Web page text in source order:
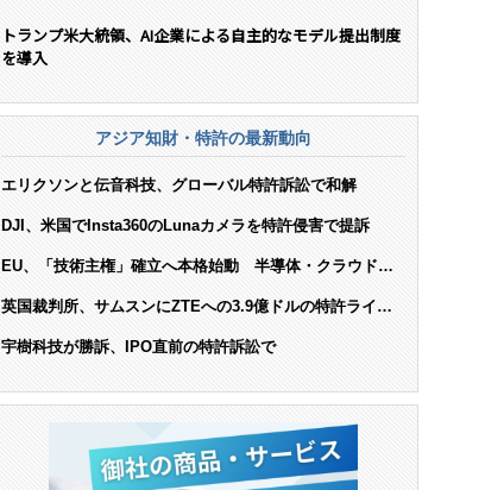
トランプ米大統領、AI企業による自主的なモデル提出制度
を導入
アジア知財・特許の最新動向
エリクソンと伝音科技、グローバル特許訴訟で和解
DJI、米国でInsta360のLunaカメラを特許侵害で提訴
EU、「技術主権」確立へ本格始動 半導体・クラウド・
英国裁判所、サムスンにZTEへの3.9億ドルの特許ライセ
宇樹科技が勝訴、IPO直前の特許訴訟で